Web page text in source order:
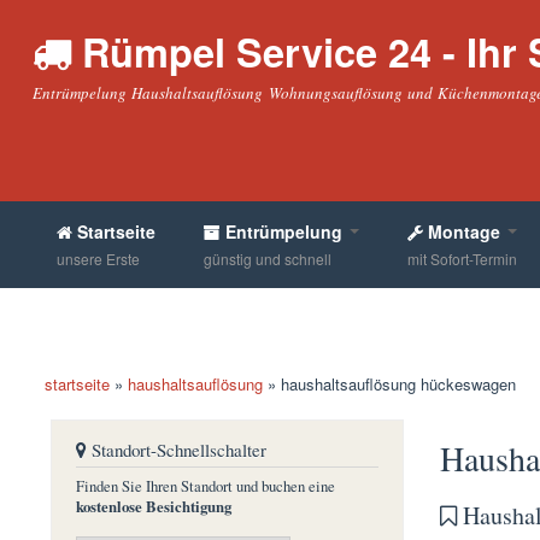
Rümpel Service 24 - Ihr
Entrümpelung Haushaltsauflösung Wohnungsauflösung und
Startseite
unsere Erste
Entrümpelung
günstig und schnell
Montage
mit Sofort-Termin
startseite » haushaltsauflösung » haushaltsauflösung hückeswagen
Standort-Schnellschalter
Finden Sie Ihren Standort und buchen eine
kostenlose Besichtigung